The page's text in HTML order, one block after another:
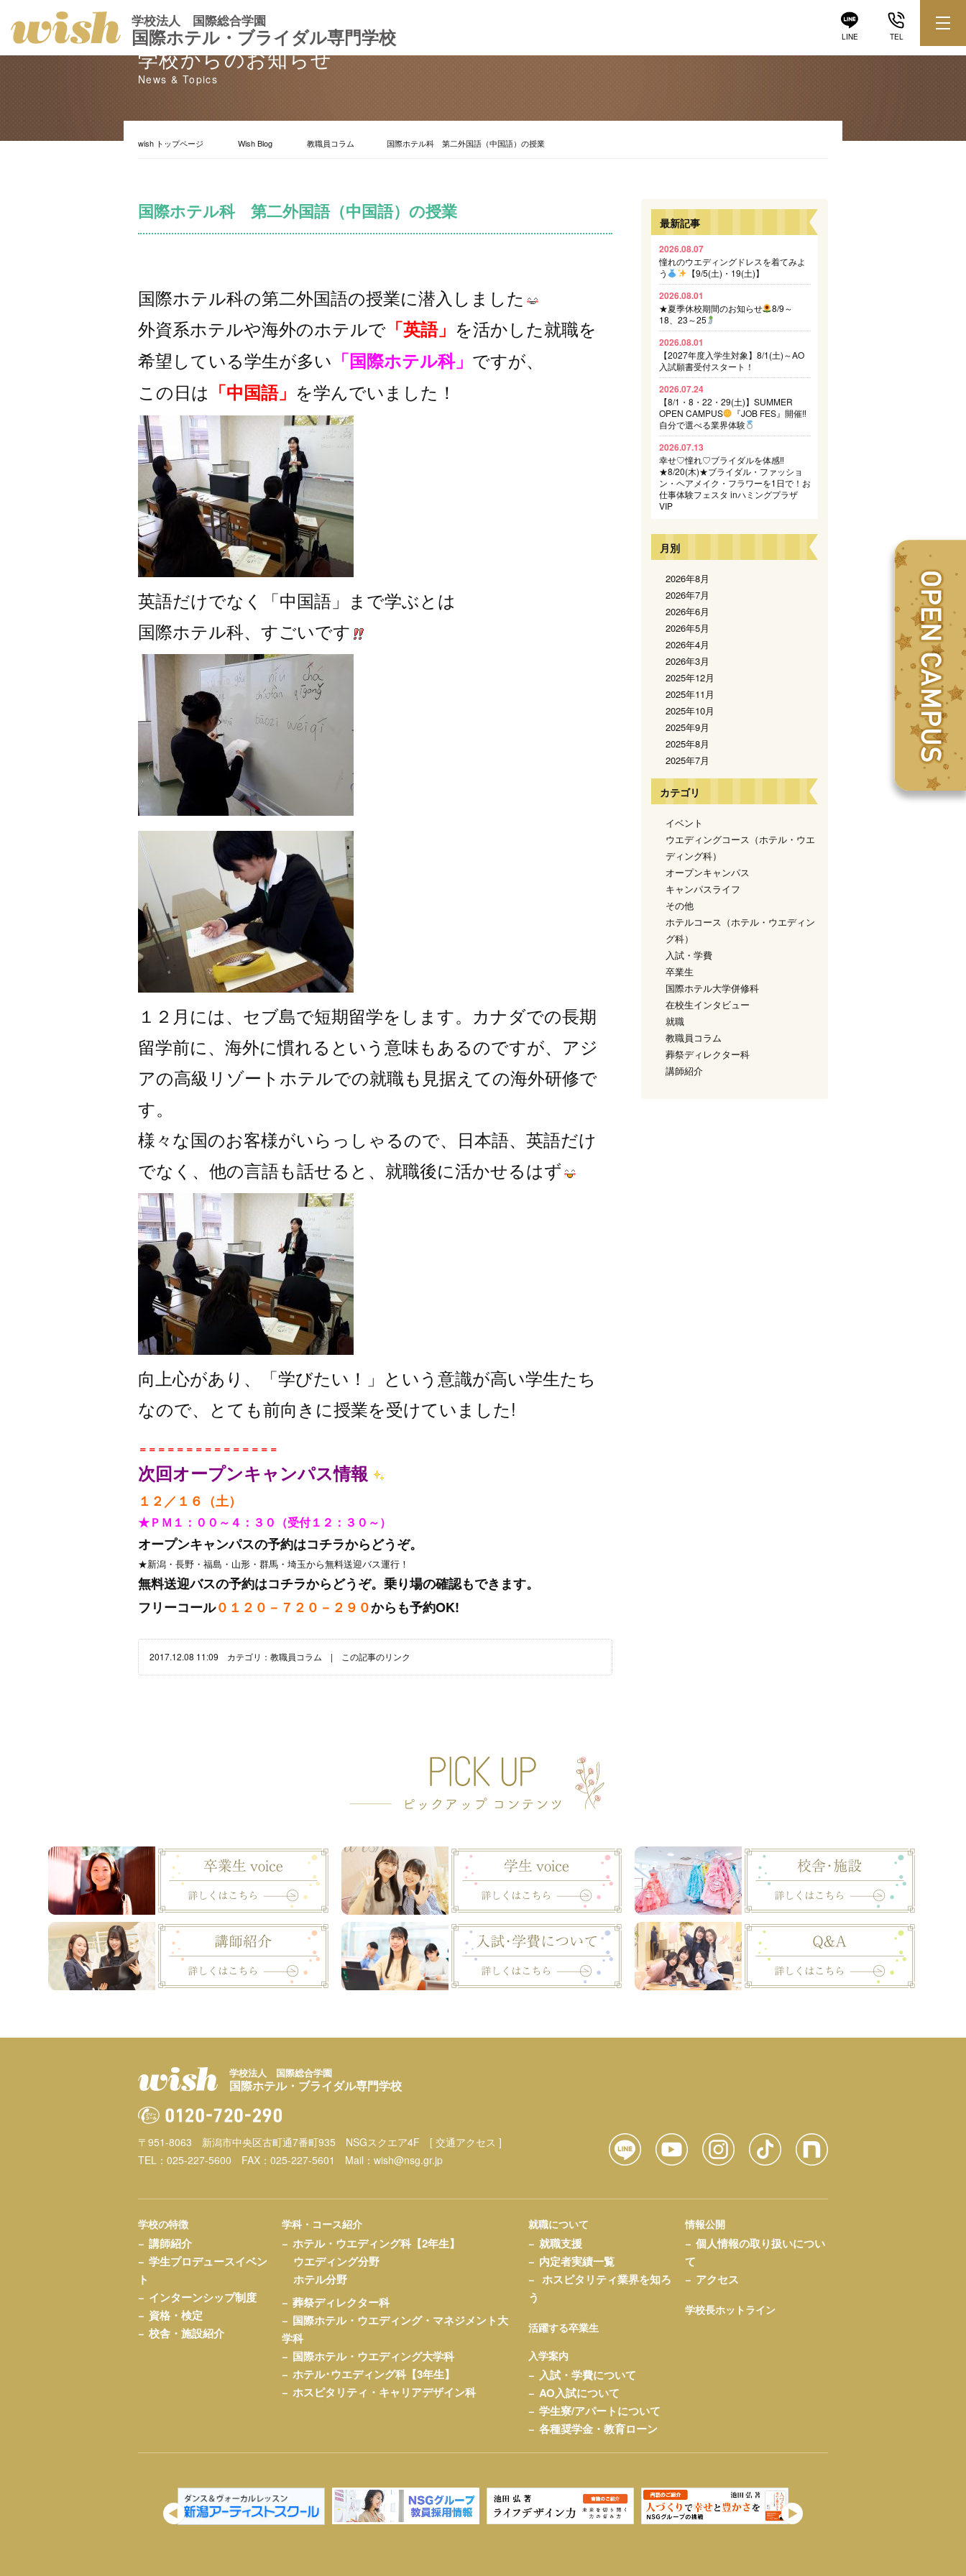
LINE TEL
学校法人 国際総合学園
国際ホテル・ブライダル専門学校
学校からのお知らせ
News & Topics
wish トップページ Wish Blog 教職員コラム 国際ホテル科 第二外国語（中国語）の授業
国際ホテル科 第二外国語（中国語）の授業
国際ホテル科の第二外国語の授業に潜入しました
外資系ホテルや海外のホテルで 「英語」 を活かした就職を
希望している学生が多い 「国際ホテル科」 ですが、
この日は 「中国語」 を学んでいました！
英語だけでなく「中国語」まで学ぶとは
国際ホテル科、すごいです
１２月には、セブ島で短期留学をします。 カナダでの長期
留学前に、海外に慣れるという意味もあるのですが、アジ
アの高級リゾートホテルでの就職も見据えての海外研修で
す。
様々な国のお客様がいらっしゃるので、日本語、英語だけ
でなく、他の言語も話せると、就職後に活かせるはず
向上心があり、「学びたい！」という意識が高い学生たち
なので、とても前向きに授業を受けていました!
＝＝＝＝＝＝＝＝＝＝＝＝＝＝＝
次回オープンキャンパス情報
１２／１６（土）
★ＰＭ１：００～４：３０（受付１２：３０～）
オープンキャンパスの予約はコチラからどうぞ。
★新潟・長野・福島・山形・群馬・埼玉から無料送迎バス運行！
無料送迎バスの予約はコチラからどうぞ。乗り場の確認もできます。
フリーコール０１２０－７２０－２９０からも予約OK!
2017.12.08 11:09 カテゴリ： 教職員コラム | この記事のリンク
最新記事
2026.08.07
憧れのウエディングドレスを着てみよ
う
【9/5(土)・19(土)】
2026.08.01
★夏季休校期間のお知らせ
8/9～
18、23～25
2026.08.01
【2027年度入学生対象】8/1(土)～AO
入試願書受付スタート！
2026.07.24
【8/1・8・22・29(土)】SUMMER
OPEN CAMPUS
『JOB FES』開催‼
自分で選べる業界体験
2026.07.13
幸せ♡憧れ♡ブライダルを体感‼
★8/20(木)★ブライダル・ファッショ
ン・ヘアメイク・フラワーを1日で！お
仕事体験フェスタ inハミングプラザ
VIP
月別
2026年8月
2026年7月
2026年6月
2026年5月
2026年4月
2026年3月
2025年12月
2025年11月
2025年10月
2025年9月
2025年8月
2025年7月
カテゴリ
イベント
ウエディングコース（ホテル・ウエ
ディング科）
オープンキャンパス
キャンパスライフ
その他
ホテルコース（ホテル・ウエディン
グ科）
入試・学費
卒業生
国際ホテル大学併修科
在校生インタビュー
就職
教職員コラム
葬祭ディレクター科
講師紹介
学校法人 国際総合学園
国際ホテル・ブライダル専門学校
〒951-8063 新潟市中央区古町通7番町935 NSGスクエア4F
[ 交通アクセス ]
TEL：025-227-5600
FAX：025-227-5601 Mail： wish@nsg.gr.jp
学校の特徴
講師紹介
学生プロデュースイベン
ト
インターンシップ制度
資格・検定
校舎・施設紹介
学科・コース紹介
ホテル・ウエディング科【2年生】
ウエディング分野
ホテル分野
葬祭ディレクター科
国際ホテル・ウエディング・マネジメント大
学科
国際ホテル・ウエディング大学科
ホテル･ウエディング科【3年生】
ホスピタリティ・キャリアデザイン科
就職について
就職支援
内定者実績一覧
ホスピタリティ業界を知ろ
う
活躍する卒業生
入学案内
入試・学費について
AO入試について
学生寮/アパートについて
各種奨学金・教育ローン
情報公開
個人情報の取り扱いについ
て
アクセス
学校長ホットライン